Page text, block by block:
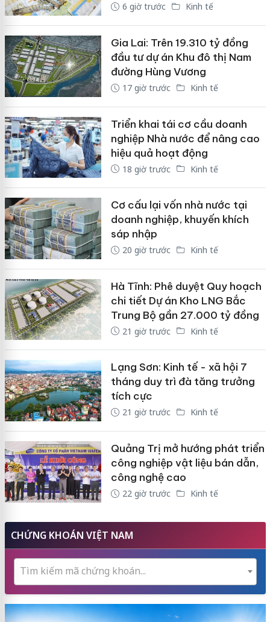
6 giờ trước Kinh tế
Gia Lai: Trên 19.310 tỷ đồng
đầu tư dự án Khu đô thị Nam
đường Hùng Vương
17 giờ trước Kinh tế
Triển khai tái cơ cầu doanh
nghiệp Nhà nước để nâng cao
hiệu quả hoạt động
18 giờ trước Kinh tế
Cơ cấu lại vốn nhà nước tại
doanh nghiệp, khuyến khích
sáp nhập
20 giờ trước Kinh tế
Hà Tĩnh: Phê duyệt Quy hoạch
chi tiết Dự án Kho LNG Bắc
Trung Bộ gần 27.000 tỷ đồng
21 giờ trước Kinh tế
Lạng Sơn: Kinh tế - xã hội 7
tháng duy trì đà tăng trưởng
tích cực
21 giờ trước Kinh tế
Quảng Trị mở hướng phát triển
công nghiệp vật liệu bán dẫn,
công nghệ cao
22 giờ trước Kinh tế
CHỨNG KHOÁN VIỆT NAM
Tìm kiếm mã chứng khoán...